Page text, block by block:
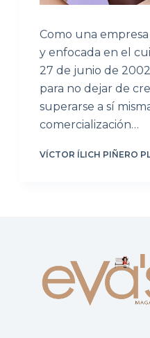
Como una
y enfocada en el
27 de junio de
para no dejar de
superarse a sí
comercialización…
VÍCTOR ÍLICH PIÑERO